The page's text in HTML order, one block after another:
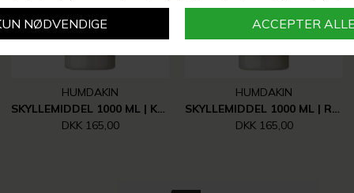
HUMDAKIN
DKK 165,00
HUMDAKIN
DKK 165,00